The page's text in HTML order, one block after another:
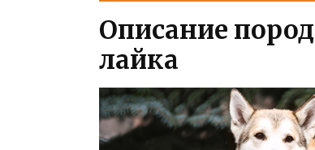
Описание
лайка